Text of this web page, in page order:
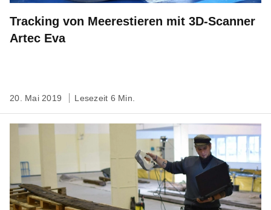
Tracking von Meerestieren mit 3D-Scanner
Artec Eva
20. Mai 2019 Lesezeit 6 Min.